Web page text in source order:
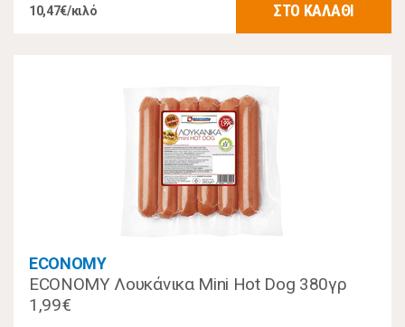
10,47€/κιλό ΣΤΟ ΚΑΛΑΘΙ
ECONOMY
ECONOMY Λουκάνικα Mini Hot Dog 380γρ
1,99€